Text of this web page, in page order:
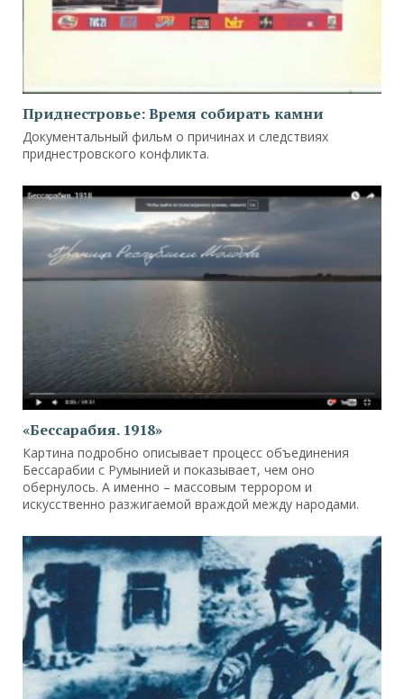
Приднестровье: Время собирать камни
Документальный фильм о причинах и следствиях
приднестровского конфликта.
«Бессарабия. 1918»
Картина подробно описывает процесс объединения
Бессарабии с Румынией и показывает, чем оно
обернулось. А именно – массовым террором и
искусственно разжигаемой враждой между народами.